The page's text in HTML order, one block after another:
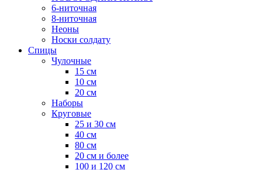
6-ниточная
8-ниточная
Неоны
Носки солдату
Спицы
Чулочные
15 см
10 см
20 см
Наборы
Круговые
25 и 30 см
40 см
80 см
20 см и более
100 и 120 см